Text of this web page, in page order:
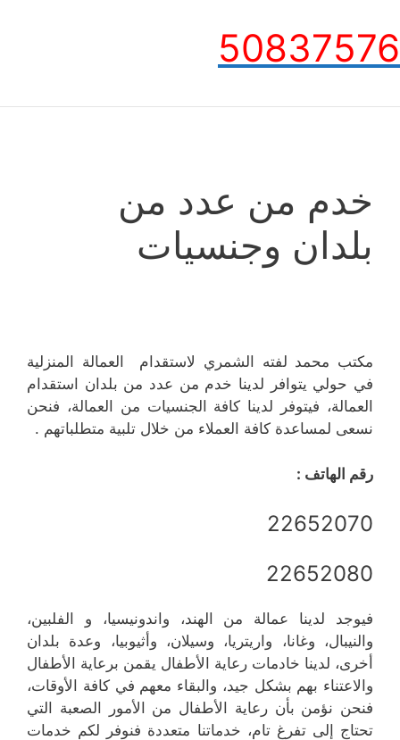
50837576
خدم من عدد من
بلدان وجنسيات
مكتب محمد لفته الشمري لاستقدام العمالة المنزلية
في حولي يتوافر لدينا خدم من عدد من بلدان استقدام
العمالة، فيتوفر لدينا كافة الجنسيات من العمالة، فنحن
نسعى لمساعدة كافة العملاء من خلال تلبية متطلباتهم .
رقم الهاتف :
22652070
22652080
فيوجد لدينا عمالة من الهند، واندونيسيا، و الفلبين،
والنيبال، وغانا، واريتريا، وسيلان، وأثيوبيا، وعدة بلدان
أخرى، لدينا خادمات رعاية الأطفال يقمن برعاية الأطفال
والاعتناء بهم بشكل جيد، والبقاء معهم في كافة الأوقات،
فنحن نؤمن بأن رعاية الأطفال من الأمور الصعبة التي
تحتاج إلى تفرغ تام، خدماتنا متعددة فنوفر لكم خدمات